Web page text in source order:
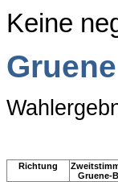
Keine
Richtung
Gruene-